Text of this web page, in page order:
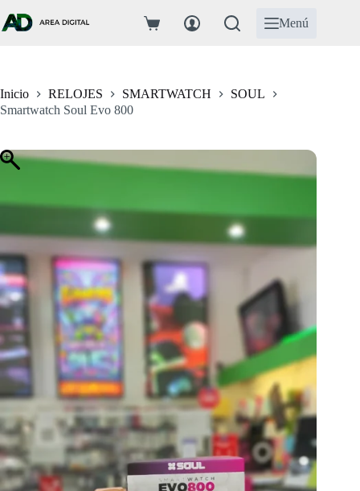
al
contenido
Carro
Menú
Inicio RELOJES SMARTWATCH
SOUL
Smartwatch Soul Evo 800